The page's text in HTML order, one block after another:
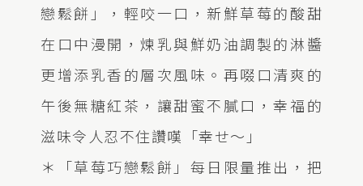
戀鬆餅」，輕咬一口，新鮮草莓的酸甜
在口中漫開，煉乳與鮮奶油調製的淋醬
更增添乳香的層次風味。再啜口清爽的
午後無糖紅茶，讓甜蜜不膩口，幸福的
滋味令人忍不住讚嘆「幸せ～」
＊「草莓巧戀鬆餅」每日限量推出，把